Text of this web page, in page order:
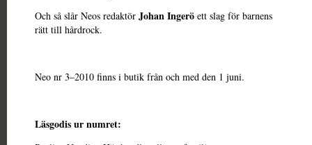
Och så slår Neos redaktör Johan Ingerö ett slag för barnens
rätt till hårdrock.
Neo nr 3–2010 finns i butik från och med den 1 juni.
Läsgodis ur numret: